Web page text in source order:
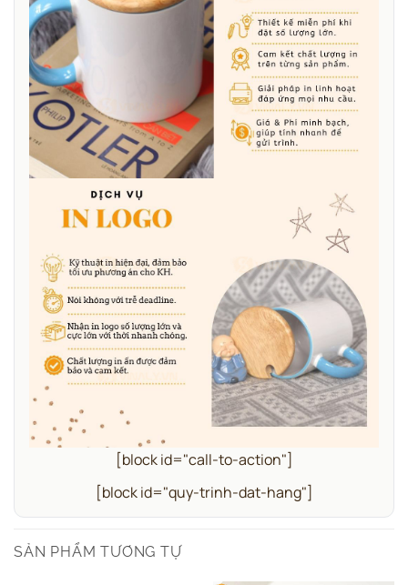
[block id="call-to-action"]
[block id="quy-trinh-dat-hang"]
SẢN PHẨM TƯƠNG TỰ